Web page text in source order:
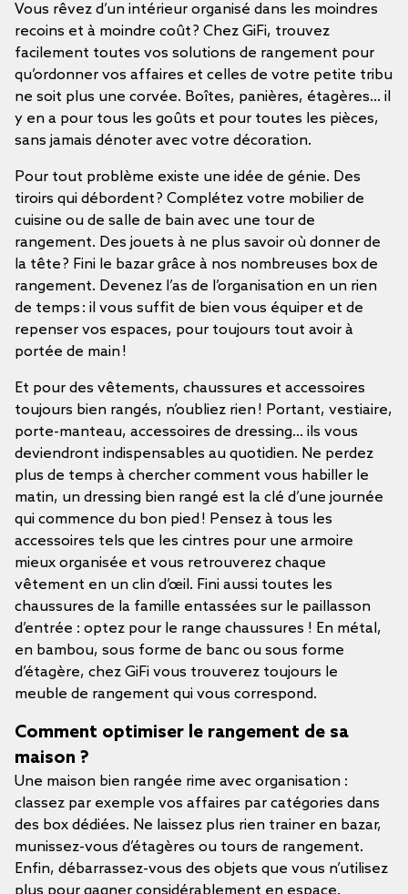
Vous rêvez d’un intérieur organisé dans les moindres
recoins et à moindre coût ? Chez GiFi, trouvez
facilement toutes vos solutions de rangement pour
qu’ordonner vos affaires et celles de votre petite tribu
ne soit plus une corvée. Boîtes, panières, étagères… il
y en a pour tous les goûts et pour toutes les pièces,
sans jamais dénoter avec votre décoration.
Pour tout problème existe une idée de génie. Des
tiroirs qui débordent ? Complétez votre mobilier de
cuisine ou de salle de bain avec une tour de
rangement. Des jouets à ne plus savoir où donner de
la tête ? Fini le bazar grâce à nos nombreuses box de
rangement. Devenez l’as de l’organisation en un rien
de temps : il vous suffit de bien vous équiper et de
repenser vos espaces, pour toujours tout avoir à
portée de main !
Et pour des vêtements, chaussures et accessoires
toujours bien rangés, n’oubliez rien ! Portant, vestiaire,
porte-manteau, accessoires de dressing… ils vous
deviendront indispensables au quotidien. Ne perdez
plus de temps à chercher comment vous habiller le
matin, un dressing bien rangé est la clé d’une journée
qui commence du bon pied ! Pensez à tous les
accessoires tels que les cintres pour une armoire
mieux organisée et vous retrouverez chaque
vêtement en un clin d’œil. Fini aussi toutes les
chaussures de la famille entassées sur le paillasson
d’entrée : optez pour le range chaussures ! En métal,
en bambou, sous forme de banc ou sous forme
d’étagère, chez GiFi vous trouverez toujours le
meuble de rangement qui vous correspond.
Comment optimiser le rangement de sa
maison ?
Une maison bien rangée rime avec organisation :
classez par exemple vos affaires par catégories dans
des box dédiées. Ne laissez plus rien trainer en bazar,
munissez-vous d’étagères ou tours de rangement.
Enfin, débarrassez-vous des objets que vous n’utilisez